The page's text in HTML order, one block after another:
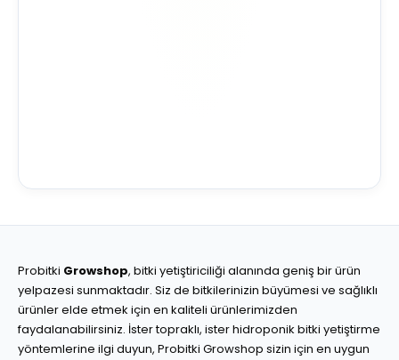
Probitki Growshop, bitki yetiştiriciliği alanında geniş bir ürün
yelpazesi sunmaktadır. Siz de bitkilerinizin büyümesi ve sağlıklı
ürünler elde etmek için en kaliteli ürünlerimizden
faydalanabilirsiniz. İster topraklı, ister hidroponik bitki yetiştirme
yöntemlerine ilgi duyun, Probitki Growshop sizin için en uygun